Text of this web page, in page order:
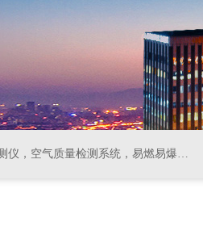
害气体检测报警设备，环境检测分析仪器，水质分析仪